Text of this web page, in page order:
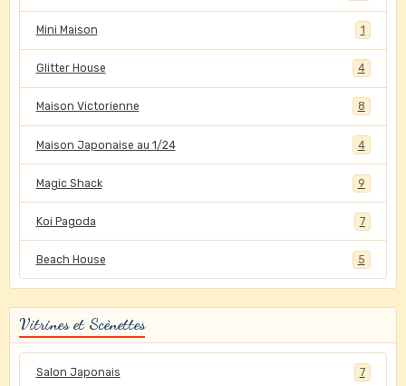
Mini Maison 1
Glitter House 4
Maison Victorienne 8
Maison Japonaise au 1/24 4
Magic Shack 9
Koi Pagoda 7
Beach House 5
Vitrines et Scènettes
Salon Japonais 7